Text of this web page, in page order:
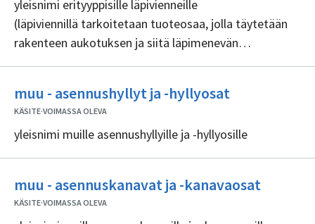
yleisnimi erityyppisille läpivienneille
(läpiviennillä tarkoitetaan tuoteosaa, jolla täytetään
rakenteen aukotuksen ja siitä läpimenevän
muu - asennushyllyt ja -hyllyosat
KÄSITE·VOIMASSA OLEVA
yleisnimi muille asennushyllyille ja -hyllyosille
muu - asennuskanavat ja -kanavaosat
KÄSITE·VOIMASSA OLEVA